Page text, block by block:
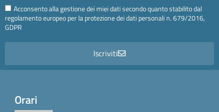
Email
Acconsento alla gestione dei miei dati secondo quanto stabilito dal
regolamento europeo per la protezione dei dati personali n. 679/2016,
GDPR
Iscriviti
Orari